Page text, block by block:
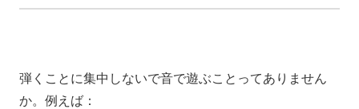
弾くことに集中しないで音で遊ぶことってありません
か。 例えば：